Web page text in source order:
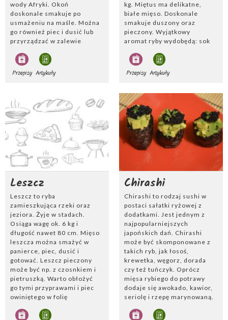
wody Afryki. Okoń
doskonale smakuje po
usmażeniu na maśle. Można
go również piec i dusić lub
przyrządzać w zalewie
również ugotować zupę.
Dobrym dodatkiem do ryby
jest sałatka z fenkuła, ale
i natką pietruszki. Mięso
okonia można podawać
polane sosem
śmietanowym albo z
kilkoma plasterkami
cytryny.
Przepisy Artykuły
kg. Miętus ma delikatne,
białe mięso. Doskonale
smakuje duszony oraz
pieczony. Wyjątkowy
aromat ryby wydobędą: sok
odrobina masła. Miętusa
można podawać z
pieczonymi, chrupiącymi
delikatną w smaku surówką
z selera i marchwi. Do ryby
pasują sosy: musztardowy,
koperkowy oraz
śmietanowy. Można
udekorować ją posiekaną
natką pietruszki lub
Przepisy Artykuły
Leszcz
Leszcz to ryba
zamieszkująca rzeki oraz
jeziora. Żyje w stadach.
Osiąga wagę ok. 6 kg i
długość nawet 80 cm. Mięso
leszcza można smażyć w
panierce, piec, dusić i
gotować. Leszcz pieczony
może być np. z czosnkiem i
pietruszką. Warto obłożyć
go tymi przyprawami i piec
owiniętego w folię
wysechł w wysokiej
Chirashi
Chirashi to rodzaj sushi w
postaci sałatki ryżowej z
dodatkami. Jest jednym z
najpopularniejszych
japońskich dań. Chirashi
może być skomponowane z
takich ryb, jak łosoś,
krewetka, węgorz, dorada
czy też tuńczyk. Oprócz
mięsa rybiego do potrawy
dodaje się awokado, kawior,
seriolę i rzepę marynowaną.
pozwalająca zasmakować